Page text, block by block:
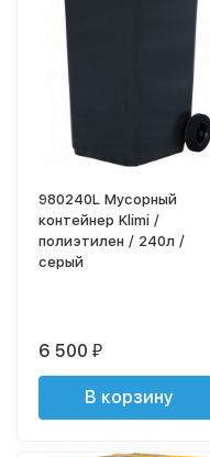
980240L Мусорный
контейнер Klimi /
полиэтилен / 240л /
серый
6 500₽
В корзину